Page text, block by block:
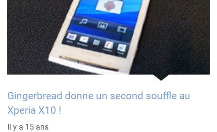
Gingerbread donne un second souffle au
Xperia X10 !
Il y a 15 ans